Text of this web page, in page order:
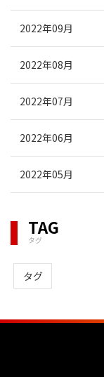
2022年09月
2022年08月
2022年07月
2022年06月
2022年05月
TAG
タグ
タグ